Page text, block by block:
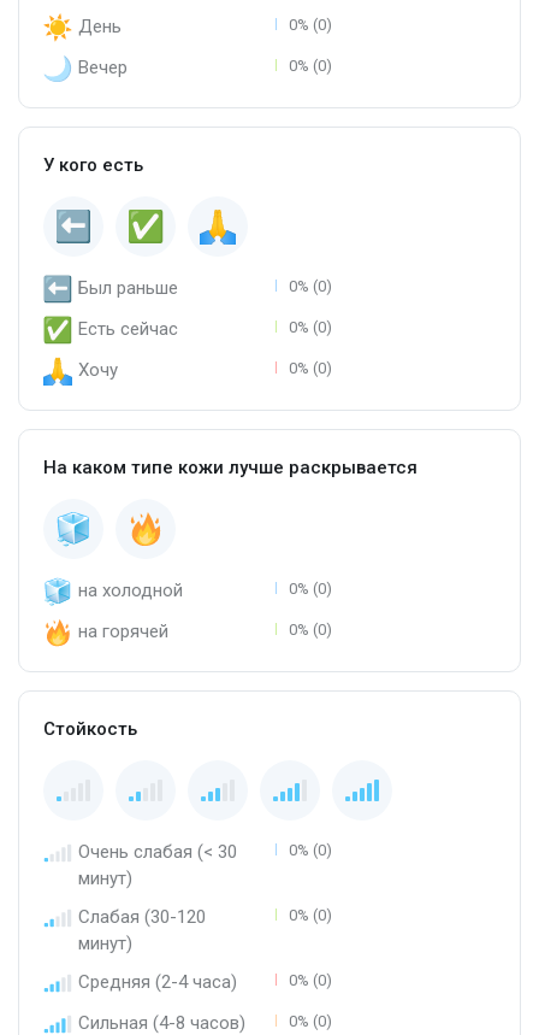
День 0% (0)
Вечер 0% (0)
У кого есть
Был раньше 0% (0)
Есть сейчас 0% (0)
Хочу 0% (0)
На каком типе кожи лучше раскрывается
на холодной 0% (0)
на горячей 0% (0)
Стойкость
Очень слабая (< 30
минут)
0% (0)
Слабая (30-120
минут)
0% (0)
Средняя (2-4 часа) 0% (0)
Сильная (4-8 часов) 0% (0)